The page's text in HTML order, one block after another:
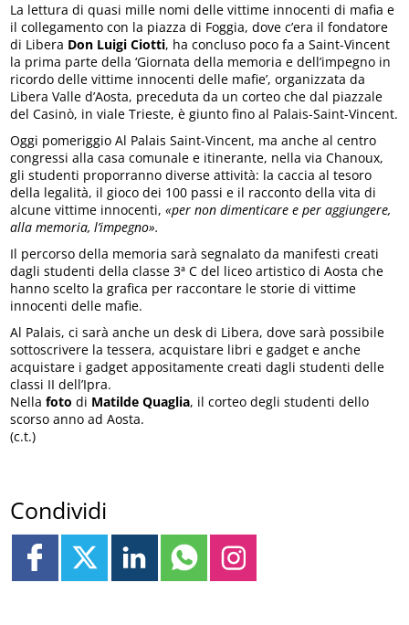
La lettura di quasi mille nomi delle vittime innocenti di mafia e
il collegamento con la piazza di Foggia, dove c’era il fondatore
di Libera Don Luigi Ciotti, ha concluso poco fa a Saint-Vincent
la prima parte della ‘Giornata della memoria e dell’impegno in
ricordo delle vittime innocenti delle mafie’, organizzata da
Libera Valle d’Aosta, preceduta da un corteo che dal piazzale
del Casinò, in viale Trieste, è giunto fino al Palais-Saint-Vincent.
Oggi pomeriggio Al Palais Saint-Vincent, ma anche al centro
congressi alla casa comunale e itinerante, nella via Chanoux,
gli studenti proporranno diverse attività: la caccia al tesoro
della legalità, il gioco dei 100 passi e il racconto della vita di
alcune vittime innocenti, «per non dimenticare e per aggiungere,
alla memoria, l’impegno».
Il percorso della memoria sarà segnalato da manifesti creati
dagli studenti della classe 3ª C del liceo artistico di Aosta che
hanno scelto la grafica per raccontare le storie di vittime
innocenti delle mafie.
Al Palais, ci sarà anche un desk di Libera, dove sarà possibile
sottoscrivere la tessera, acquistare libri e gadget e anche
acquistare i gadget appositamente creati dagli studenti delle
classi II dell’Ipra.
Nella foto di Matilde Quaglia, il corteo degli studenti dello
scorso anno ad Aosta.
(c.t.)
Condividi